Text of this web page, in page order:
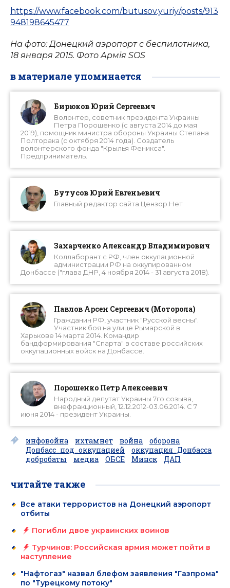
https://www.facebook.com/butusov.yuriy/posts/913
948198645477
На фото: Донецкий аэропорт с беспилотника,
18 января 2015. Фото Армія SOS
в материале упоминается
Бирюков Юрий Сергеевич
Волонтер, советник президента Украины
Петра Порошенко (с августа 2014 до мая
2019), помощник министра обороны Украины Степана
Полторака (с октября 2014 года). Создатель
волонтерского фонда "Крылья Феникса".
Предприниматель.
Бутусов Юрий Евгеньевич
Главный редактор сайта Цензор.Нет
Захарченко Александр Владимирович
Коллаборант с РФ, член оккупационной
администрации РФ на оккупированном
Донбассе ("глава ДНР, 4 ноября 2014 - 31 августа 2018).
Павлов Арсен Сергеевич (Моторола)
Гражданин РФ, участник "Русской весны".
Участник боя на улице Рымарской в
Харькове 14 марта 2014. Командир
бандформирования "Спарта" в составе российских
оккупационных войск на Донбассе.
Порошенко Петр Алексеевич
Народный депутат Украины 7го созыва,
внефракционный, 12.12.2012-03.06.2014. С 7
июня 2014 - президент Украины.
инфовойна ихтамнет война
оборона
Донбасс_под_оккупацией
оккупация_Донбасса
добробаты
медиа ОБСЕ Минск ДАП
читайте также
Все атаки террористов на Донецкий аэропорт
отбиты
Погибли двое украинских воинов
Турчинов: Российская армия может пойти в
наступление
"Нафтогаз" назвал блефом заявления "Газпрома"
по "Турецкому потоку"